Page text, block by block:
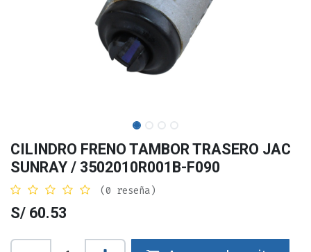
CILINDRO FRENO TAMBOR TRASERO JAC
SUNRAY / 3502010R001B-F090
(0 reseña)
S/ 60.53